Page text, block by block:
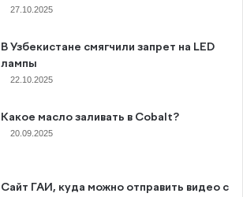
27.10.2025
В Узбекистане смягчили запрет на LED
лампы
22.10.2025
Какое масло заливать в Cobalt?
20.09.2025
Сайт ГАИ, куда можно отправить видео с